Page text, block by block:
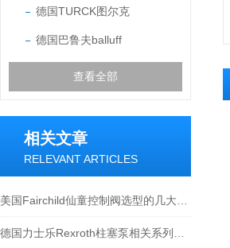
德国TURCK图尔克
德国巴鲁夫balluff
查看全部
相关文章
RELEVANT ARTICLES